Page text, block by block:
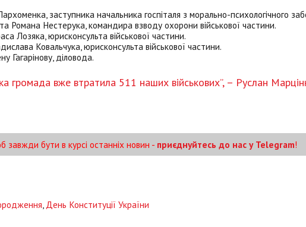
заступника начальника госпіталя з морально-психологічного
Романа Нестерука, командира взводу охорони військової частини.
Лозяка, юрисконсульта військової частини.
Ковальчука, юрисконсульта військової частини.
Гагарінову, діловода.
громада вже втратила 511 наших військових”, – Руслан
завжди бути в курсі останніх новин - приєднуйтесь до нас у Telegram!
, День Конституції України